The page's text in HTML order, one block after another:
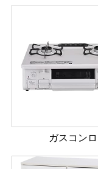
ガスコンロ